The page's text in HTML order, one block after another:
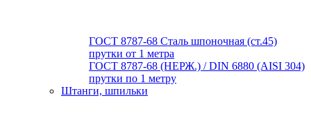
ГОСТ 8787-68 Сталь шпоночная (ст.45)
прутки от 1 метра
ГОСТ 8787-68 (НЕРЖ.) / DIN 6880 (АISI 304)
прутки по 1 метру
Штанги, шпильки